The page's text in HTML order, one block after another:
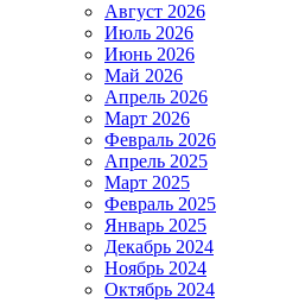
Август 2026
Июль 2026
Июнь 2026
Май 2026
Апрель 2026
Март 2026
Февраль 2026
Апрель 2025
Март 2025
Февраль 2025
Январь 2025
Декабрь 2024
Ноябрь 2024
Октябрь 2024